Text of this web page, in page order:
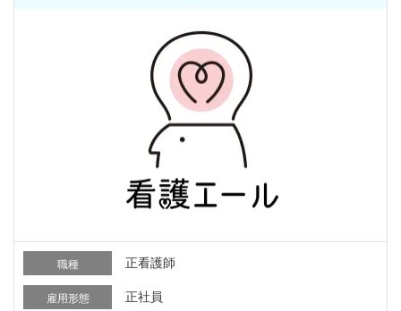
職種 正看護師
雇用形態 正社員